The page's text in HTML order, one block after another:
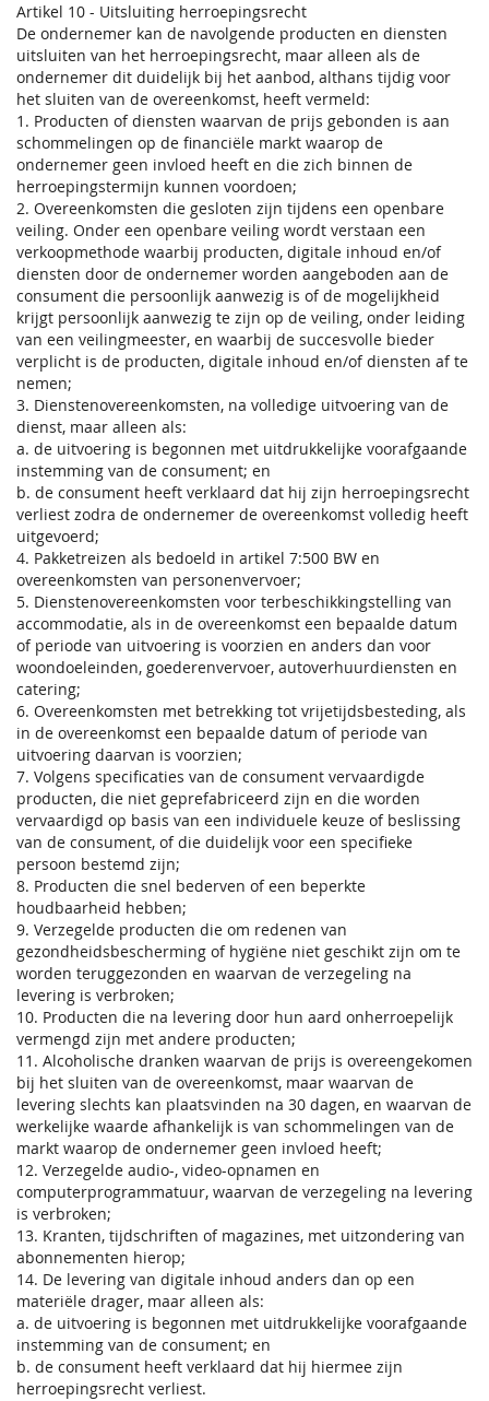
Artikel 10 - Uitsluiting herroepingsrecht
De ondernemer kan de navolgende producten en diensten
uitsluiten van het herroepingsrecht, maar alleen als de
ondernemer dit duidelijk bij het aanbod, althans tijdig voor
het sluiten van de overeenkomst, heeft vermeld:
1. Producten of diensten waarvan de prijs gebonden is aan
schommelingen op de financiële markt waarop de
ondernemer geen invloed heeft en die zich binnen de
herroepingstermijn kunnen voordoen;
2. Overeenkomsten die gesloten zijn tijdens een openbare
veiling. Onder een openbare veiling wordt verstaan een
verkoopmethode waarbij producten, digitale inhoud en/of
diensten door de ondernemer worden aangeboden aan de
consument die persoonlijk aanwezig is of de mogelijkheid
krijgt persoonlijk aanwezig te zijn op de veiling, onder leiding
van een veilingmeester, en waarbij de succesvolle bieder
verplicht is de producten, digitale inhoud en/of diensten af te
nemen;
3. Dienstenovereenkomsten, na volledige uitvoering van de
dienst, maar alleen als:
a. de uitvoering is begonnen met uitdrukkelijke voorafgaande
instemming van de consument; en
b. de consument heeft verklaard dat hij zijn herroepingsrecht
verliest zodra de ondernemer de overeenkomst volledig heeft
uitgevoerd;
4. Pakketreizen als bedoeld in artikel 7:500 BW en
overeenkomsten van personenvervoer;
5. Dienstenovereenkomsten voor terbeschikkingstelling van
accommodatie, als in de overeenkomst een bepaalde datum
of periode van uitvoering is voorzien en anders dan voor
woondoeleinden, goederenvervoer, autoverhuurdiensten en
catering;
6. Overeenkomsten met betrekking tot vrijetijdsbesteding, als
in de overeenkomst een bepaalde datum of periode van
uitvoering daarvan is voorzien;
7. Volgens specificaties van de consument vervaardigde
producten, die niet geprefabriceerd zijn en die worden
vervaardigd op basis van een individuele keuze of beslissing
van de consument, of die duidelijk voor een specifieke
persoon bestemd zijn;
8. Producten die snel bederven of een beperkte
houdbaarheid hebben;
9. Verzegelde producten die om redenen van
gezondheidsbescherming of hygiëne niet geschikt zijn om te
worden teruggezonden en waarvan de verzegeling na
levering is verbroken;
10. Producten die na levering door hun aard onherroepelijk
vermengd zijn met andere producten;
11. Alcoholische dranken waarvan de prijs is overeengekomen
bij het sluiten van de overeenkomst, maar waarvan de
levering slechts kan plaatsvinden na 30 dagen, en waarvan de
werkelijke waarde afhankelijk is van schommelingen van de
markt waarop de ondernemer geen invloed heeft;
12. Verzegelde audio-, video-opnamen en
computerprogrammatuur, waarvan de verzegeling na levering
is verbroken;
13. Kranten, tijdschriften of magazines, met uitzondering van
abonnementen hierop;
14. De levering van digitale inhoud anders dan op een
materiële drager, maar alleen als:
a. de uitvoering is begonnen met uitdrukkelijke voorafgaande
instemming van de consument; en
b. de consument heeft verklaard dat hij hiermee zijn
herroepingsrecht verliest.